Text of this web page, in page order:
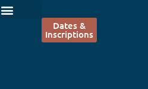
Dates &
Inscriptions